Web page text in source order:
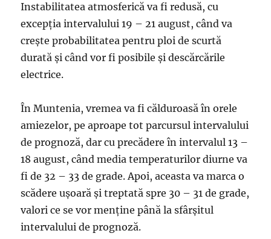
Instabilitatea atmosferică va fi redusă, cu
excepţia intervalului 19 – 21 august, când va
creşte probabilitatea pentru ploi de scurtă
durată şi când vor fi posibile şi descărcările
electrice.
În Muntenia, vremea va fi călduroasă în orele
amiezelor, pe aproape tot parcursul intervalului
de prognoză, dar cu precădere în intervalul 13 –
18 august, când media temperaturilor diurne va
fi de 32 – 33 de grade. Apoi, aceasta va marca o
scădere uşoară şi treptată spre 30 – 31 de grade,
valori ce se vor menţine până la sfârşitul
intervalului de prognoză.